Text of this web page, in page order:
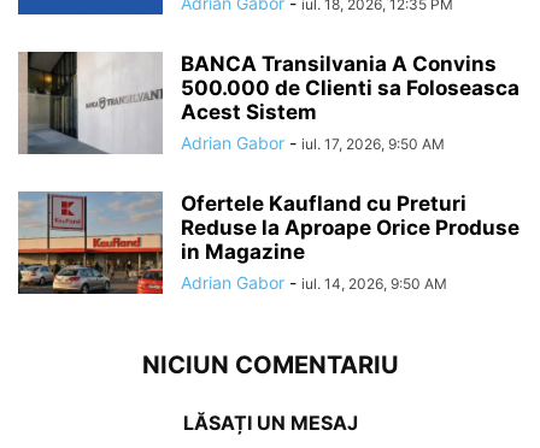
iul. 18, 2026, 12:35 PM
BANCA Transilvania A Convins
500.000 de Clienti sa Foloseasca
Acest Sistem
Adrian Gabor - iul. 17, 2026, 9:50 AM
Ofertele Kaufland cu Preturi
Reduse la Aproape Orice Produse
in Magazine
Adrian Gabor - iul. 14, 2026, 9:50 AM
NICIUN COMENTARIU
LĂSAȚI UN MESAJ